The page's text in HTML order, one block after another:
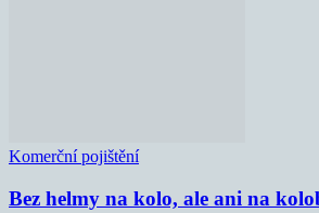
Komerční pojištění
Bez helmy na kolo, ale ani na